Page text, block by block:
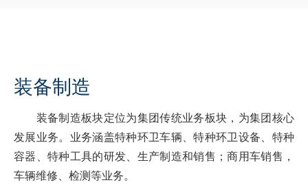
装备制造
装备制造板块定位为集团传统业务板块，为集团核心
发展业务。业务涵盖特种环卫车辆、特种环卫设备、特种
容器、特种工具的研发、生产制造和销售；商用车销售，
车辆维修、检测等业务。